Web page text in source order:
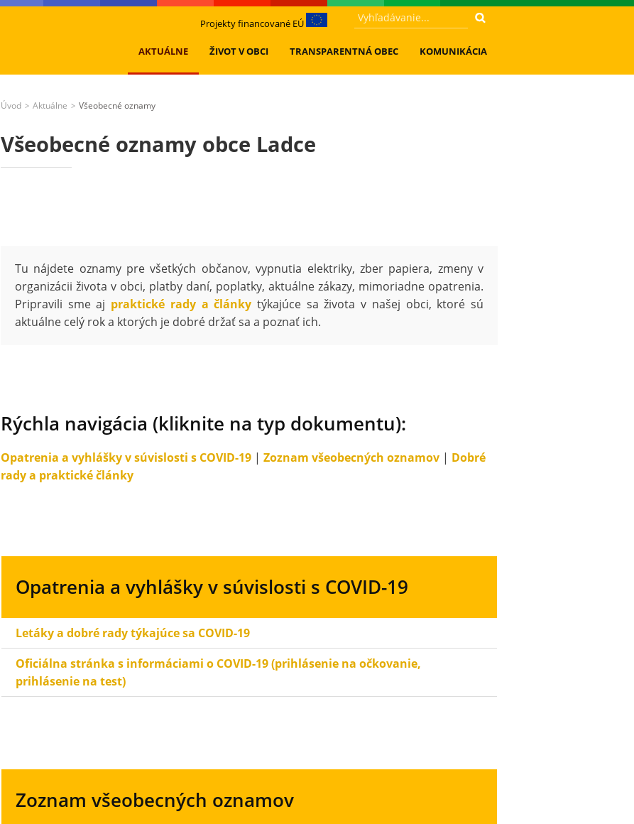
Projekty financované EÚ
AKTUÁLNE ŽIVOT V OBCI TRANSPARENTNÁ OBEC KOMUNIKÁCIA
Úvod > Aktuálne > Všeobecné oznamy
Všeobecné oznamy obce Ladce
Tu nájdete oznamy pre všetkých občanov, vypnutia elektriky, zber papiera, zmeny v
organizácii života v obci, platby daní, poplatky, aktuálne zákazy, mimoriadne opatrenia.
Pripravili sme aj praktické rady a články týkajúce sa života v našej obci, ktoré sú
aktuálne celý rok a ktorých je dobré držať sa a poznať ich.
Rýchla navigácia (kliknite na typ dokumentu):
Opatrenia a vyhlášky v súvislosti s COVID-19 | Zoznam všeobecných oznamov | Dobré
rady a praktické články
Opatrenia a vyhlášky v súvislosti s COVID-19
Letáky a dobré rady týkajúce sa COVID-19
Oficiálna stránka s informáciami o COVID-19 (prihlásenie na očkovanie,
prihlásenie na test)
Zoznam všeobecných oznamov